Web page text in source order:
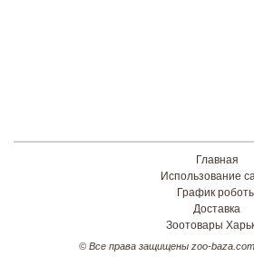
Главная
Использование
График
Доставка
Зоотовары
© Все права защищены zoo-